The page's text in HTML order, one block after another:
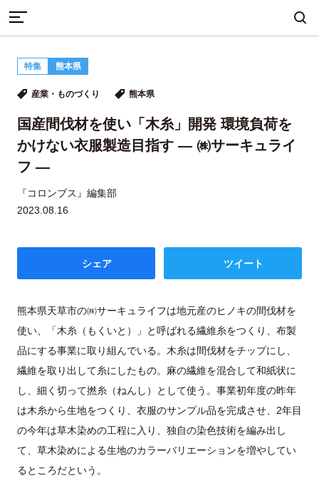
自然・歴史・文化 移住
産業・ものづくり
国産間伐材を使い「木糸」開発 環境負荷をかけない衣服製造目
指す ― ㈱サーキュライフ ―
特集 熊本県
産業・ものづくり 熊本県
国産間伐材を使い「木糸」開発 環境負荷を
かけない衣服製造目指す ― ㈱サーキュライ
フ ―
『コロンブス』編集部
2023.08.16
シェア ツイート
熊本県天草市の㈱サーキュライフは地元産のヒノキの間伐材を
使い、「木糸（もくいと）」と呼ばれる繊維糸をつくり、布製
品にする事業に取り組んでいる。木糸は間伐材をチップにし、
繊維を取り出して糸にしたもの。麻の繊維を混合して和紙状に
し、細く切って撚糸（ねんし）として使う。事業初年度の昨年
は木糸から生地をつくり、衣服のサンプル品を完成させ、2年目
の今年は草木染めの工程に入り、独自の染色技術を編み出し
て、草木染めによる生地のカラーバリエーションを増やしてい
るところだという。